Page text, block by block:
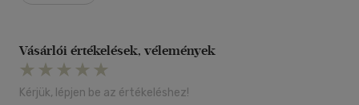
Vásárlói értékelések, vélemények
Kérjük, lépjen be az értékeléshez!